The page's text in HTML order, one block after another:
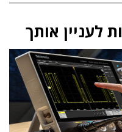
לעניין אותך